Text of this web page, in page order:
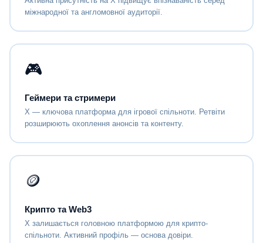
міжнародної та англомовної аудиторії.
🎮
Геймери та стримери
X — ключова платформа для ігрової спільноти. Ретвіти
розширюють охоплення анонсів та контенту.
🪙
Крипто та Web3
X залишається головною платформою для крипто-
спільноти. Активний профіль — основа довіри.